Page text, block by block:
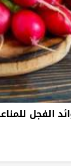
الفجل